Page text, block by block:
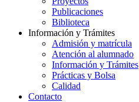
Publicaciones
Biblioteca
Información y Trámites
Admisión y matrícula
Atención al alumnado
Información y Trámites
Prácticas y Bolsa
Calidad
Contacto